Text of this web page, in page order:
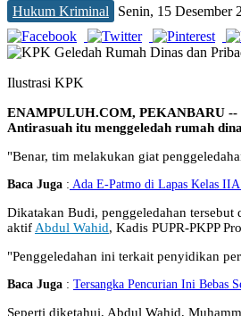
Motor Wanita di Pekanbaru Dibawa Kabur
Hukum Kriminal Senin, 15 Desember
Ilustrasi KPK
ENAMPULUH.COM, PEKANBARU --
Antirasuah itu menggeledah rumah
"Benar, tim melakukan giat
Baca Juga : Ada E-Patmo di Lapas Kelas
Dikatakan Budi, penggeledahan
aktif Abdul Wahid, Kadis PUPR-PKPP
"Penggeledahan ini terkait penyidikan
Baca Juga : Tersangka Pencurian Ini Bebas
Seperti diketahui, Abdul Wahid,